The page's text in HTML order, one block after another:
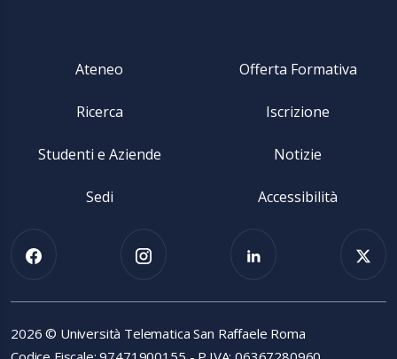
Ateneo Offerta Formativa
Ricerca Iscrizione
Studenti e Aziende Notizie
Sedi Accessibilità
2026 © Università Telematica San Raffaele Roma